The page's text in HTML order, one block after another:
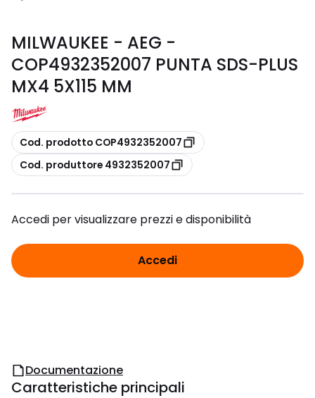
MILWAUKEE - AEG -
COP4932352007 PUNTA SDS-PLUS
MX4 5X115 MM
copia
Cod. prodotto COP4932352007
copia
Cod. produttore 4932352007
Accedi per visualizzare prezzi e disponibilità
Accedi
Documentazione
Caratteristiche principali